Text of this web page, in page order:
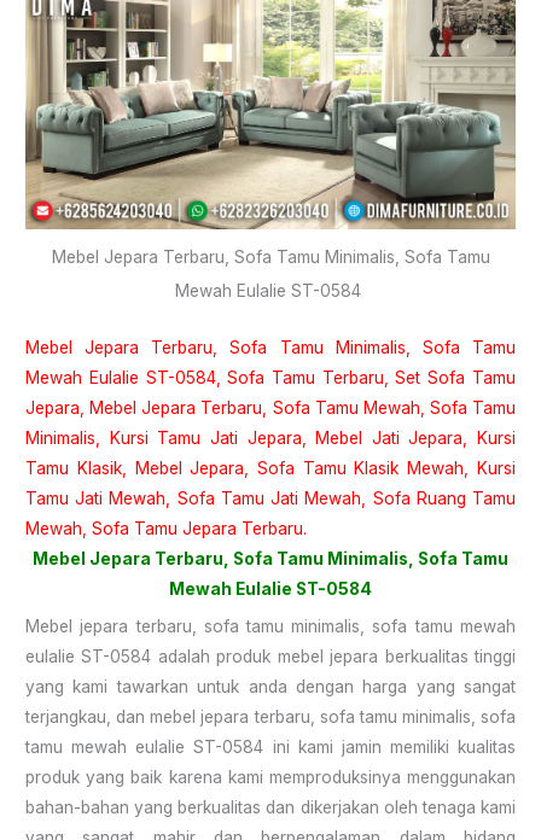
Mebel Jepara Terbaru, Sofa Tamu Minimalis, Sofa Tamu
Mewah Eulalie ST-0584
Mebel Jepara Terbaru ,Sofa Tamu Minimalis , Sofa Tamu
Mewah Eulalie ST-0584, Sofa Tamu Terbaru, SetSofa Tamu
Jepara , Mebel Jepara Terbaru, Sofa Tamu Mewah, Sofa Tamu
Minimalis, Kursi Tamu Jati Jepara, Mebel Jati Jepara, Kursi
Tamu Klasik, Mebel Jepara, Sofa Tamu Klasik Mewah, Kursi
Tamu Jati Mewah, Sofa Tamu Jati Mewah, Sofa Ruang Tamu
Mewah, Sofa Tamu Jepara Terbaru.
Mebel Jepara Terbaru, Sofa Tamu Minimalis , Sofa Tamu
Mewah Eulalie ST-0584
Mebel jepara terbaru, sofa tamu minimalis, sofa tamu mewah
eulalie ST-0584 adalah produk mebel jepara berkualitas tinggi
yang kami tawarkan untuk anda dengan harga yang sangat
terjangkau, dan mebel jepara terbaru, sofa tamu minimalis, sofa
tamu mewah eulalie ST-0584 ini kami jamin memiliki kualitas
produk yang baik karena kami memproduksinya menggunakan
bahan-bahan yang berkualitas dan dikerjakan oleh tenaga kami